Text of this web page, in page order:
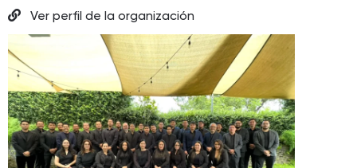
Ver perfil de la organización